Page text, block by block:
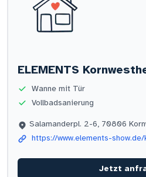
ELEMENTS
Wanne mit Tür
Vollbadsanierung
Salamanderpl. 2-6, 70806
https://www.elements-
Jetzt